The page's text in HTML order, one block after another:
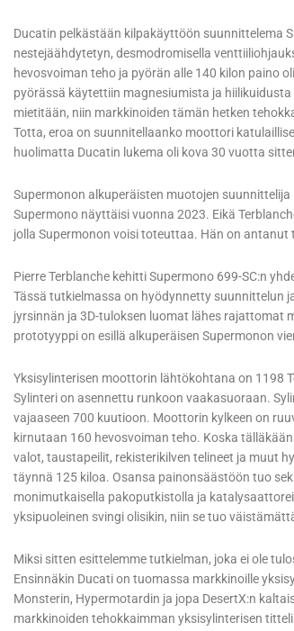
Ducatin pelkästään kilpakäyttöön suunnittelema
nestejäähdytetyn, desmodromisella
hevosvoiman teho ja pyörän alle 140 kilon paino
pyörässä käytettiin magnesiumista ja
mietitään, niin markkinoiden tämän hetken
Totta, eroa on suunnitellaanko moottori
huolimatta Ducatin lukema oli kova 30 vuotta
Supermonon alkuperäisten muotojen
Supermono näyttäisi vuonna 2023. Eikä
jolla Supermonon voisi toteuttaa. Hän on antanut
Pierre Terblanche kehitti Supermono 699-SC:n
Tässä tutkielmassa on hyödynnetty suunnittelun
jyrsinnän ja 3D-tuloksen luomat lähes rajattomat
prototyyppi on esillä alkuperäisen Supermonon
Yksisylinterisen moottorin lähtökohtana on 1198
Sylinteri on asennettu runkoon vaakasuoraan.
vajaaseen 700 kuutioon. Moottorin kylkeen on
kirnutaan 160 hevosvoiman teho. Koska
valot, taustapeilit, rekisterikilven telineet ja muut
täynnä 125 kiloa. Osansa painonsäästöön tuo
monimutkaisella pakoputkistolla ja
yksipuoleinen svingi olisikin, niin se tuo
Miksi sitten esittelemme tutkielman, joka ei ole
Ensinnäkin Ducati on tuomassa markkinoille
Monsterin, Hypermotardin ja jopa DesertX:n
markkinoiden tehokkaimman yksisylinterisen